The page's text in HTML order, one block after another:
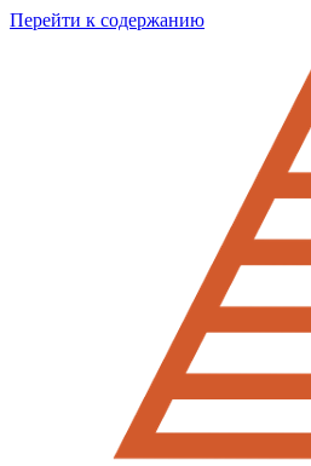
Перейти к содержанию